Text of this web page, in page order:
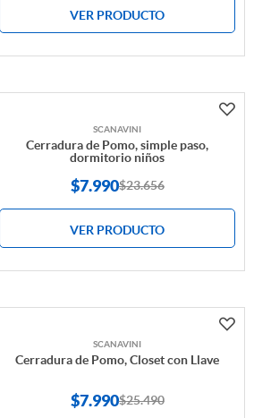
VER PRODUCTO
SCANAVINI
Cerradura de Pomo, simple paso,
dormitorio niños
$7.990$23.656
VER PRODUCTO
SCANAVINI
Cerradura de Pomo, Closet con Llave
$7.990$25.490